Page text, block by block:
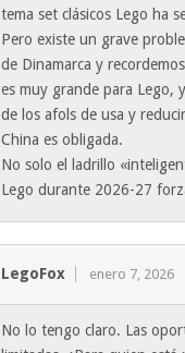
tema set clásicos Lego ha
Pero existe un grave
de Dinamarca y
es muy grande para Lego,
de los afols de usa y
China es obligada.
No solo el ladrillo
Lego durante 2026-27
LegoFox enero 7, 2026
No lo tengo claro. Las